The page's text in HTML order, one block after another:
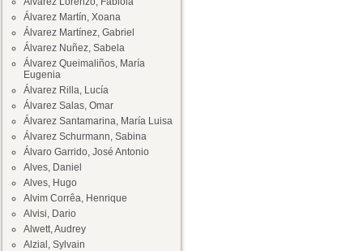
Álvarez Martín, Xoana
Álvarez Martínez, Gabriel
Álvarez Nuñez, Sabela
Álvarez Queimaliños, María
Eugenia
Álvarez Rilla, Lucía
Álvarez Salas, Omar
Álvarez Santamarina, María Luisa
Álvarez Schurmann, Sabina
Álvaro Garrido, José Antonio
Alves, Daniel
Alves, Hugo
Alvim Corrêa, Henrique
Alvisi, Dario
Alwett, Audrey
Alzial, Sylvain